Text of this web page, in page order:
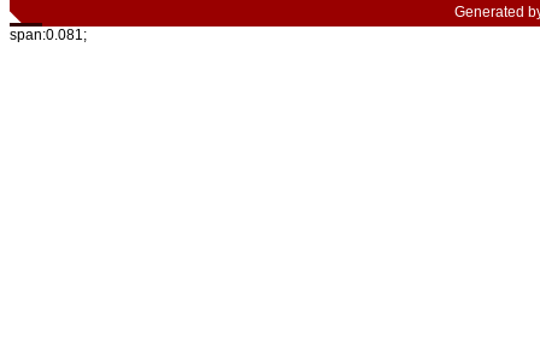
Generated
span:0.081;